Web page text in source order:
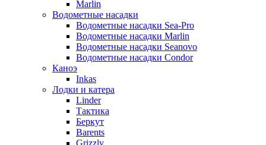
Marlin
Водометные насадки
Водометные насадки Sea-Pro
Водометные насадки Marlin
Водометные насадки Seanovo
Водометные насадки Condor
Каноэ
Inkas
Лодки и катера
Linder
Тактика
Беркут
Barents
Grizzly